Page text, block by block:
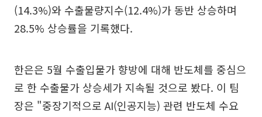
(14.3%)와 수출물량지수(12.4%)가 동반 상승하며
28.5% 상승률을 기록했다.
한은은 5월 수출입물가 향방에 대해 반도체를 중심으
로 한 수출물가 상승세가 지속될 것으로 봤다. 이 팀
장은 "중장기적으로 AI(인공지능) 관련 반도체 수요